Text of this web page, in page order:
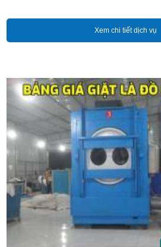
Xem chi tiết dịch vụ